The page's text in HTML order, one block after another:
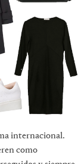
internacional.
como